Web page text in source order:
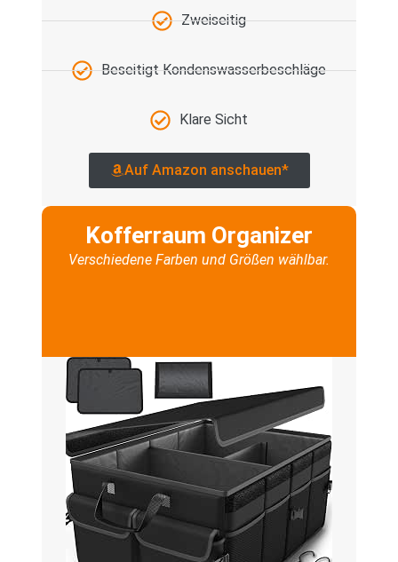
Zweiseitig
Beseitigt Kondenswasserbeschläge
Klare Sicht
Auf Amazon anschauen*
Kofferraum Organizer
Verschiedene Farben und Größen wählbar.